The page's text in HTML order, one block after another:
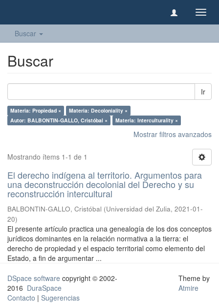
Buscar
Buscar
Ir
Materia: Propiedad ×
Materia: Decoloniality ×
Autor: BALBONTIN-GALLO, Cristóbal ×
Materia: Interculturality ×
Mostrar filtros avanzados
Mostrando ítems 1-1 de 1
El derecho indígena al territorio. Argumentos para
una deconstrucción decolonial del Derecho y su
reconstrucción intercultural
BALBONTIN-GALLO, Cristóbal (Universidad del Zulia, 2021-01-
20)
El presente artículo practica una genealogía de los dos conceptos
jurídicos dominantes en la relación normativa a la tierra: el
derecho de propiedad y el espacio territorial como elemento del
Estado, a fin de argumentar ...
DSpace software copyright © 2002-
2016 DuraSpace
Contacto | Sugerencias
Theme by
Atmire